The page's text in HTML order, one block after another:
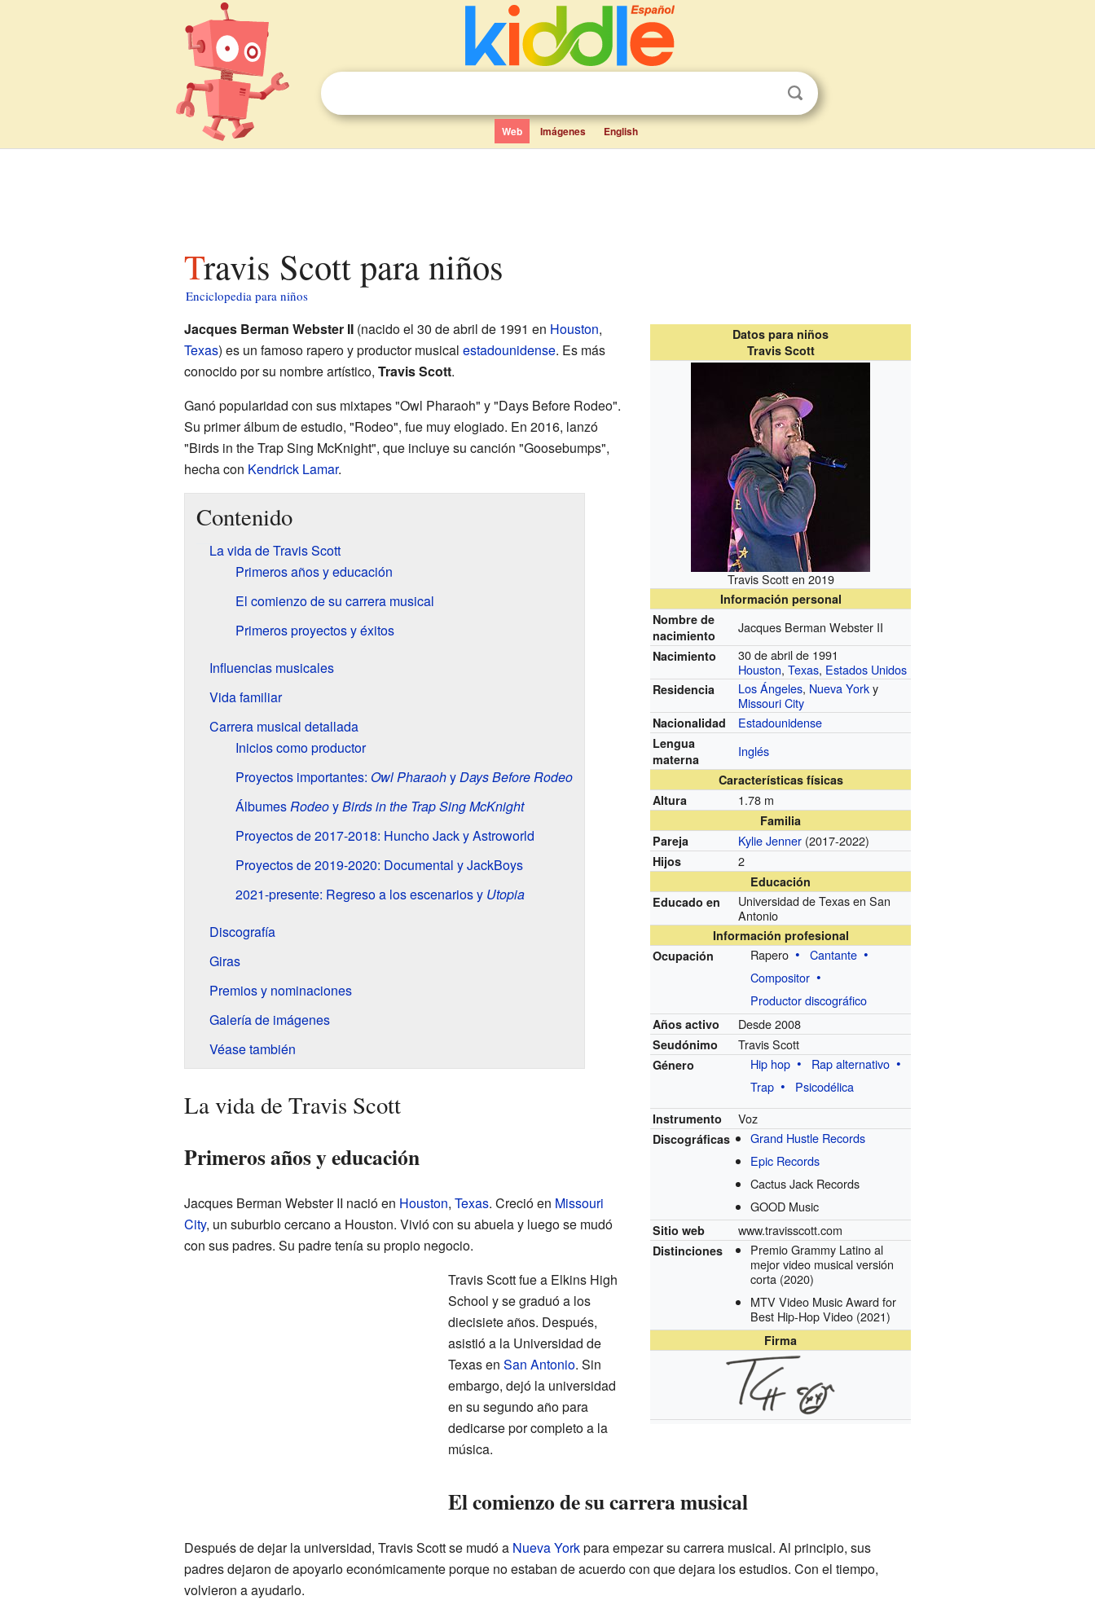
Web Imágenes English
Travis Scott para niños
Enciclopedia para niños
Datos para niños
Travis Scott
Travis Scott en 2019
Información personal
Nombre de
nacimiento
Jacques Berman Webster II
Nacimiento
30 de abril de 1991
Houston,Texas, Estados Unidos
Residencia Los Ángeles, Nueva Yorky
Missouri City
Nacionalidad Estadounidense
Lengua
materna
Inglés
Características físicas
Altura
1.78 m
Familia
Pareja
Kylie Jenner (2017-2022)
Hijos 2
Educación
Educado en
Universidad de Texas en San
Antonio
Información profesional
Ocupación
Rapero
Cantante
Compositor
Productor discográfico
Años activo Desde 2008
Seudónimo Travis Scott
Género Hip hop
Rap alternativo
Trap
Psicodélica
Instrumento Voz
Discográficas
Grand Hustle Records
Epic Records
Cactus Jack Records
GOOD Music
Sitio web www.travisscott.com
Distinciones
Premio Grammy Latino al
mejor video musical versión
corta (2020)
MTV Video Music Award for
Best Hip-Hop Video (2021)
Firma
Jacques Berman Webster II(nacido el 30 de abril de 1991 en Houston,
Texas) es un famoso rapero y productor musical estadounidense. Es más
conocido por su nombre artístico, Travis Scott.
Ganó popularidad con sus mixtapes "Owl Pharaoh" y "Days Before Rodeo".
Su primer álbum de estudio, "Rodeo", fue muy elogiado. En 2016, lanzó
"Birds in the Trap Sing McKnight", que incluye su canción "Goosebumps",
hecha con Kendrick Lamar.
Contenido
La vida de Travis Scott
Primeros años y educación
El comienzo de su carrera musical
Primeros proyectos y éxitos
Influencias musicales
Vida familiar
Carrera musical detallada
Inicios como productor
Proyectos importantes: Owl PharaohyDays Before Rodeo
ÁlbumesRodeoyBirds in the Trap Sing McKnight
Proyectos de 2017-2018: Huncho Jack y Astroworld
Proyectos de 2019-2020: Documental y JackBoys
2021-presente: Regreso a los escenarios y Utopia
Discografía
Giras
Premios y nominaciones
Galería de imágenes
Véase también
La vida de Travis Scott
Primeros años y educación
Jacques Berman Webster II nació en Houston, Texas. Creció en Missouri
City, un suburbio cercano a Houston. Vivió con su abuela y luego se mudó
con sus padres. Su padre tenía su propio negocio.
Travis Scott fue a Elkins High
School y se graduó a los
diecisiete años. Después,
asistió a la Universidad de
Texas en San Antonio. Sin
embargo, dejó la universidad
en su segundo año para
dedicarse por completo a la
música.
El comienzo de su carrera musical
Después de dejar la universidad, Travis Scott se mudó a Nueva Yorkpara empezar su carrera musical. Al principio, sus
padres dejaron de apoyarlo económicamente porque no estaban de acuerdo con que dejara los estudios. Con el tiempo,
volvieron a ayudarlo.